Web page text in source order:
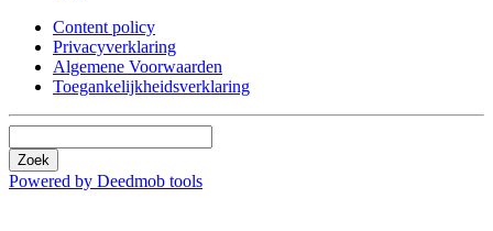
Content policy
Privacyverklaring
Algemene Voorwaarden
Toegankelijkheidsverklaring
Zoek
Powered by Deedmob tools